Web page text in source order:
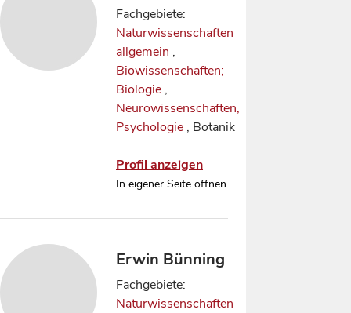
Fachgebiete:
Naturwissenschaften
allgemein ,
Biowissenschaften;
Biologie ,
Neurowissenschaften,
Psychologie , Botanik
Profil anzeigen
In eigener Seite öffnen
Erwin Bünning
Fachgebiete:
Naturwissenschaften